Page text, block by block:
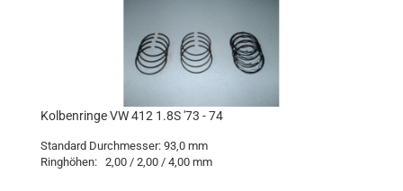
Kolbenringe VW 412 1.8S '73 - 74
Standard Durchmesser: 93,0 mm
Ringhöhen: 2,00 / 2,00 / 4,00 mm